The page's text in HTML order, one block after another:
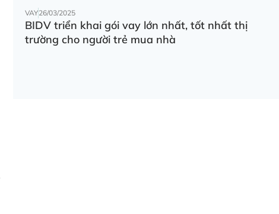
VAY26/03/2025
BIDV triển khai gói vay lớn nhất, tốt nhất thị
trường cho người trẻ mua nhà